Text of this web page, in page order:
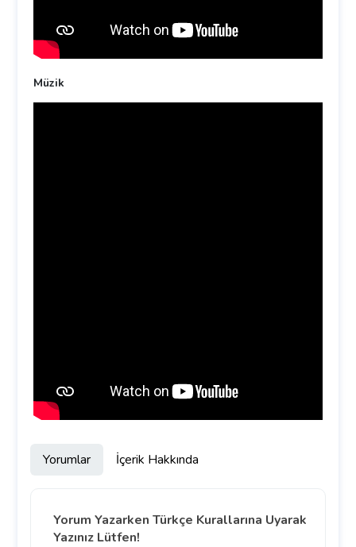
Müzik
Yorumlar İçerik Hakkında
Yorum Yazarken Türkçe Kurallarına Uyarak
Yazınız Lütfen!